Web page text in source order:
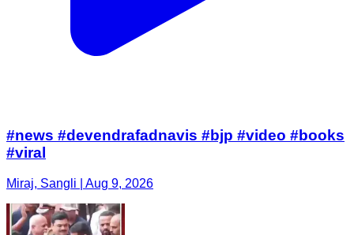
#news #devendrafadnavis #bjp #video #books
#viral
Miraj, Sangli | Aug 9, 2026